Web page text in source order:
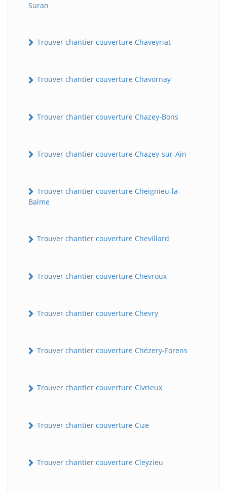
Suran
Trouver chantier couverture Chaveyriat
Trouver chantier couverture Chavornay
Trouver chantier couverture Chazey-Bons
Trouver chantier couverture Chazey-sur-Ain
Trouver chantier couverture Cheignieu-la-
Balme
Trouver chantier couverture Chevillard
Trouver chantier couverture Chevroux
Trouver chantier couverture Chevry
Trouver chantier couverture Chézery-Forens
Trouver chantier couverture Civrieux
Trouver chantier couverture Cize
Trouver chantier couverture Cleyzieu
B BatiWebPro